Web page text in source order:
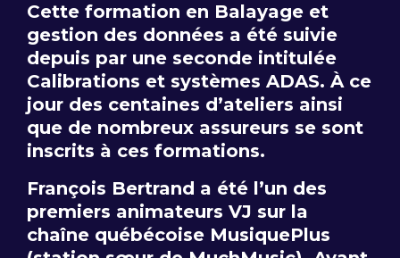
Cette formation en Balayage et
gestion des données a été suivie
depuis par une seconde intitulée
Calibrations et systèmes ADAS. À ce
jour des centaines d’ateliers ainsi
que de nombreux assureurs se sont
inscrits à ces formations.
François Bertrand a été l’un des
premiers animateurs VJ sur la
chaîne québécoise MusiquePlus